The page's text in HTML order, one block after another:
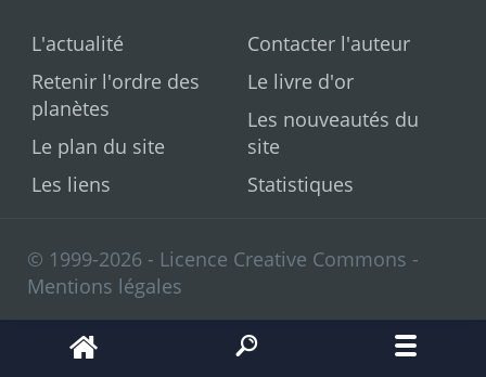
L'actualité
Retenir l'ordre des
planètes
Le plan du site
Les liens
Contacter l'auteur
Le livre d'or
Les nouveautés du
site
Statistiques
© 1999-2026 - Licence Creative Commons -
Mentions légales